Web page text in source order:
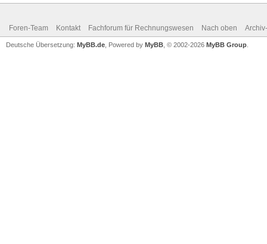
Foren-Team Kontakt Fachforum für Rechnungswesen Nach oben
Deutsche Übersetzung: MyBB.de , Powered by MyBB , © 2002-2026 MyBB Group